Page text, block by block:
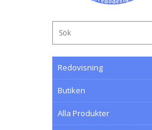
Redovisning
Butiken
Alla Produkter